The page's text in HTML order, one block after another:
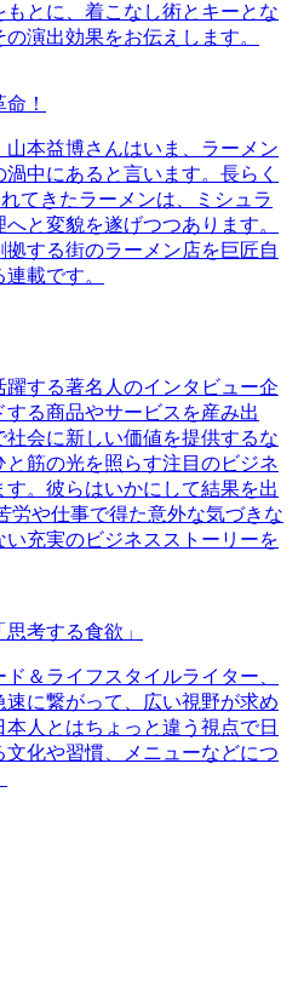
とに、着こなし術とキーとな
演出効果をお伝えします。
！
山本益博さんはいま、ラーメン
中にあると言います。長らく
てきたラーメンは、ミシュラ
と変貌を遂げつつあります。
する街のラーメン店を巨匠自
載です。
躍する著名人のインタビュー企
る商品やサービスを産み出
会に新しい価値を提供するな
と筋の光を照らす注目のビジネ
。彼らはいかにして結果を出
労や仕事で得た意外な気づきな
い充実のビジネスストーリーを
考する食欲」
＆ライフスタイルライター、
に繋がって、広い視野が求め
人とはちょっと違う視点で日
化や習慣、メニューなどにつ